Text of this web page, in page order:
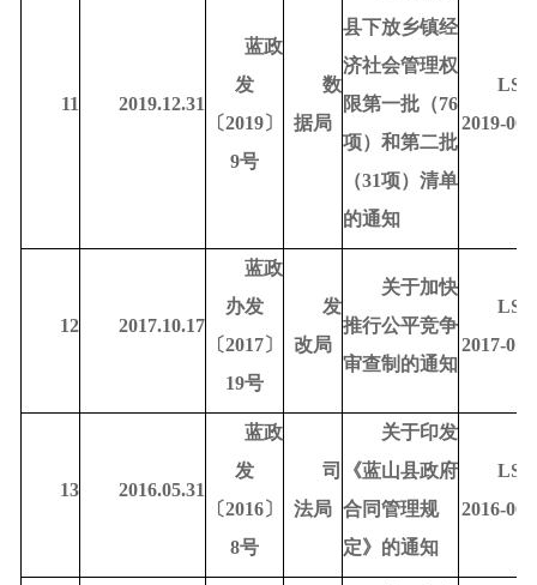
11 2019.12.31
蓝政
发
〔2019〕
9号
数
据局
县下放乡镇经
济社会管理权
限第一批（76
项）和第二批
（31项）清单
的通知
2019-
12 2017.10.17
蓝政
办发
〔2017〕
19号
发
改局
关于加快
推行公平竞争
审查制的通知
2017-
13 2016.05.31
蓝政
发
〔2016〕
8号
司
法局
关于印发
《蓝山县政府
合同管理规
定》的通知
2016-